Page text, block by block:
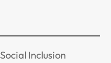
Social Inclusion